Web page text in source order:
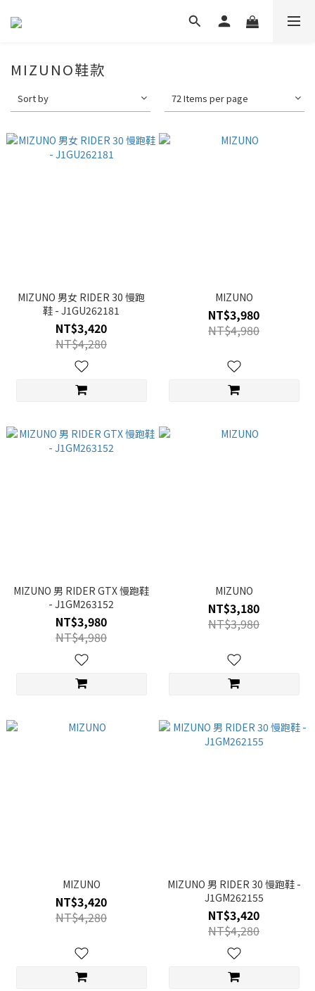
MIZUNO鞋款
Sort by 72 Items per page
MIZUNO 男女 RIDER 30 慢跑
鞋 - J1GU262181
NT$3,420
NT$4,280
MIZUNO
NT$3,980
NT$4,980
MIZUNO 男 RIDER GTX 慢跑鞋
- J1GM263152
NT$3,980
NT$4,980
MIZUNO
NT$3,180
NT$3,980
MIZUNO
NT$3,420
NT$4,280
MIZUNO 男 RIDER 30 慢跑鞋 -
J1GM262155
NT$3,420
NT$4,280